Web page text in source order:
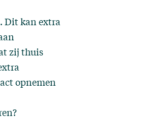
Dit kan extra
zij thuis
opnemen